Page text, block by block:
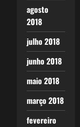
agosto
2018
julho 2018
junho 2018
maio 2018
março 2018
fevereiro